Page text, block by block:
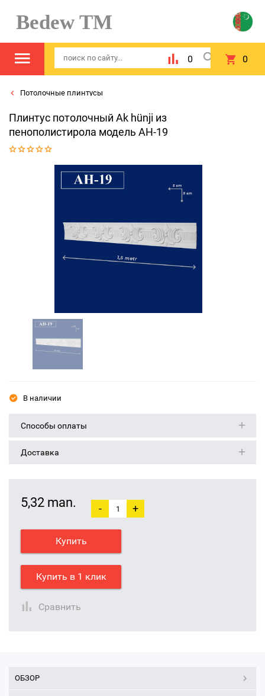
Bedew TM
0 0
Потолочные плинтусы
Плинтус потолочный Ak hünji из
пенополистирола модель AH-19
В наличии
Способы оплаты
Доставка
5,32 man. - +
Купить
Купить в 1 клик
Сравнить
ОБЗОР